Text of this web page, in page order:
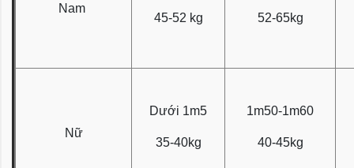
Nam
45-52 kg 52-65kg
Nữ
Dưới 1m5
35-40kg
1m50-1m60
40-45kg